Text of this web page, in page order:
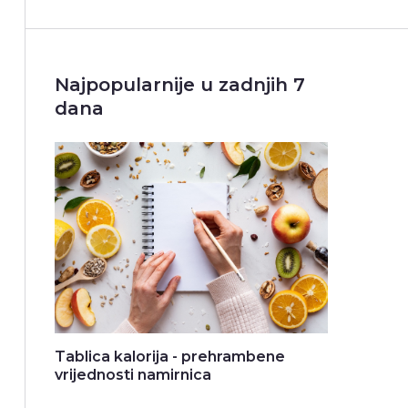
Najpopularnije u zadnjih 7
dana
Tablica kalorija - prehrambene
vrijednosti namirnica